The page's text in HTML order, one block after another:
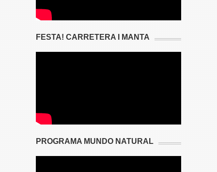
FESTA! CARRETERA I MANTA
PROGRAMA MUNDO NATURAL